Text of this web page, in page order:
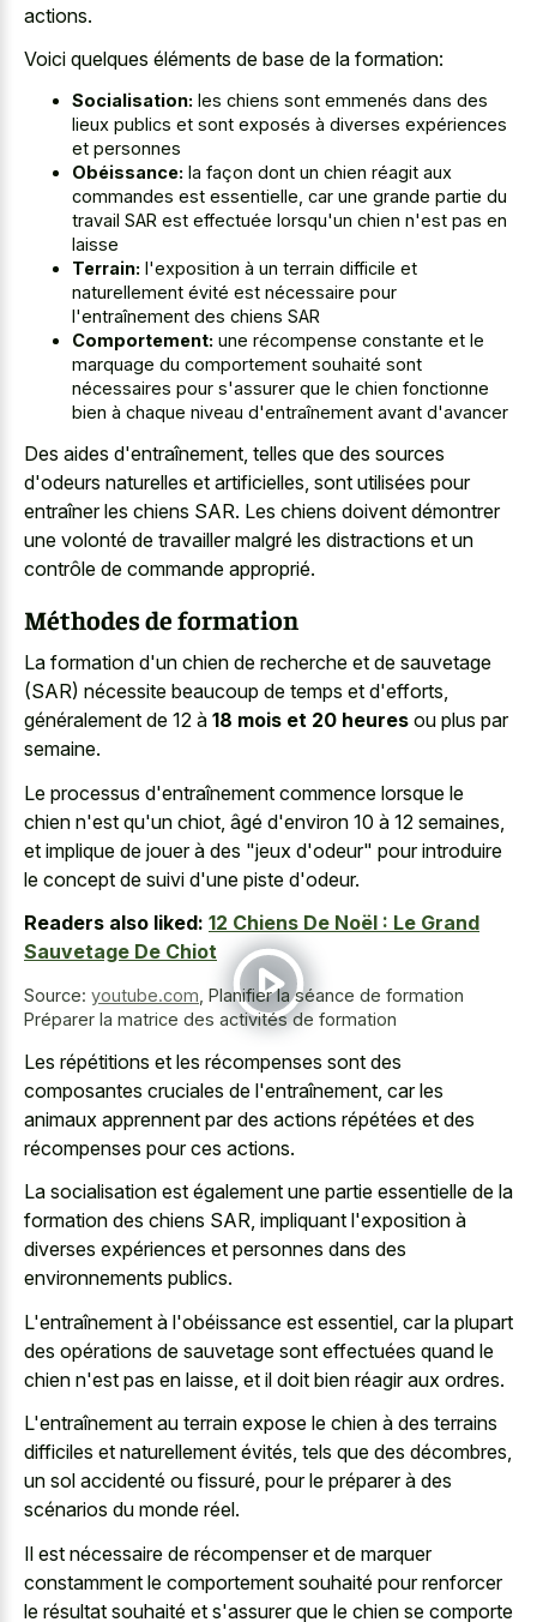
actions.
Voici quelques éléments de base de la formation:
Socialisation: les chiens sont emmenés dans des
lieux publics et sont exposés à diverses expériences
et personnes
Obéissance: la façon dont un chien réagit aux
commandes est essentielle, car une grande partie du
travail SAR est effectuée lorsqu'un chien n'est pas en
laisse
Terrain: l'exposition à un terrain difficile et
naturellement évité est nécessaire pour
l'entraînement des chiens SAR
Comportement: une récompense constante et le
marquage du comportement souhaité sont
nécessaires pour s'assurer que le chien fonctionne
bien à chaque niveau d'entraînement avant d'avancer
Des aides d'entraînement, telles que des sources
d'odeurs naturelles et artificielles, sont utilisées pour
entraîner les chiens SAR. Les chiens doivent démontrer
une volonté de travailler malgré les distractions et un
contrôle de commande approprié.
Méthodes de formation
La formation d'un chien de recherche et de sauvetage
(SAR) nécessite beaucoup de temps et d'efforts,
généralement de 12 à 18 mois et 20 heures ou plus par
semaine.
Le processus d'entraînement commence lorsque le
chien n'est qu'un chiot, âgé d'environ 10 à 12 semaines,
et implique de jouer à des "jeux d'odeur" pour introduire
le concept de suivi d'une piste d'odeur.
Readers also liked: 12 Chiens De Noël : Le Grand
Sauvetage De Chiot
Source: youtube.com Planifier la séance de formation
Préparer la matrice des activités de formation
Les répétitions et les récompenses sont des
composantes cruciales de l'entraînement, car les
animaux apprennent par des actions répétées et des
récompenses pour ces actions.
La socialisation est également une partie essentielle de la
formation des chiens SAR, impliquant l'exposition à
diverses expériences et personnes dans des
environnements publics.
L'entraînement à l'obéissance est essentiel, car la plupart
des opérations de sauvetage sont effectuées quand le
chien n'est pas en laisse, et il doit bien réagir aux ordres.
L'entraînement au terrain expose le chien à des terrains
difficiles et naturellement évités, tels que des décombres,
un sol accidenté ou fissuré, pour le préparer à des
scénarios du monde réel.
Il est nécessaire de récompenser et de marquer
constamment le comportement souhaité pour renforcer
le résultat souhaité et s'assurer que le chien se comporte